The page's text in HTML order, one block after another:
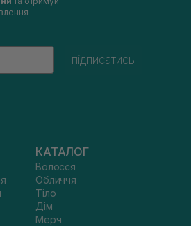
підписатись
КАТАЛОГ
Волосся
Обличчя
Тіло
Дім
Мерч